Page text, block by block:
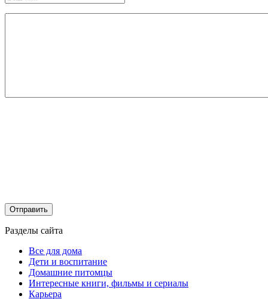
Разделы сайта
Все для дома
Дети и воспитание
Домашние питомцы
Интересные книги, фильмы и сериалы
Карьера